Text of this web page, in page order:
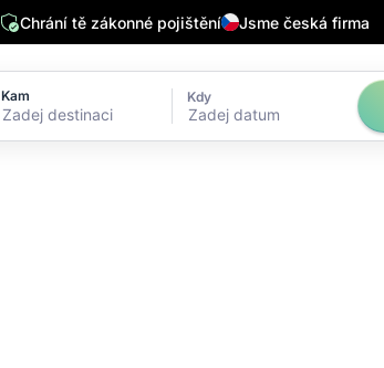
Chrání tě zákonné pojištění Jsme česká firma
Kam Kdy
Zadej datum